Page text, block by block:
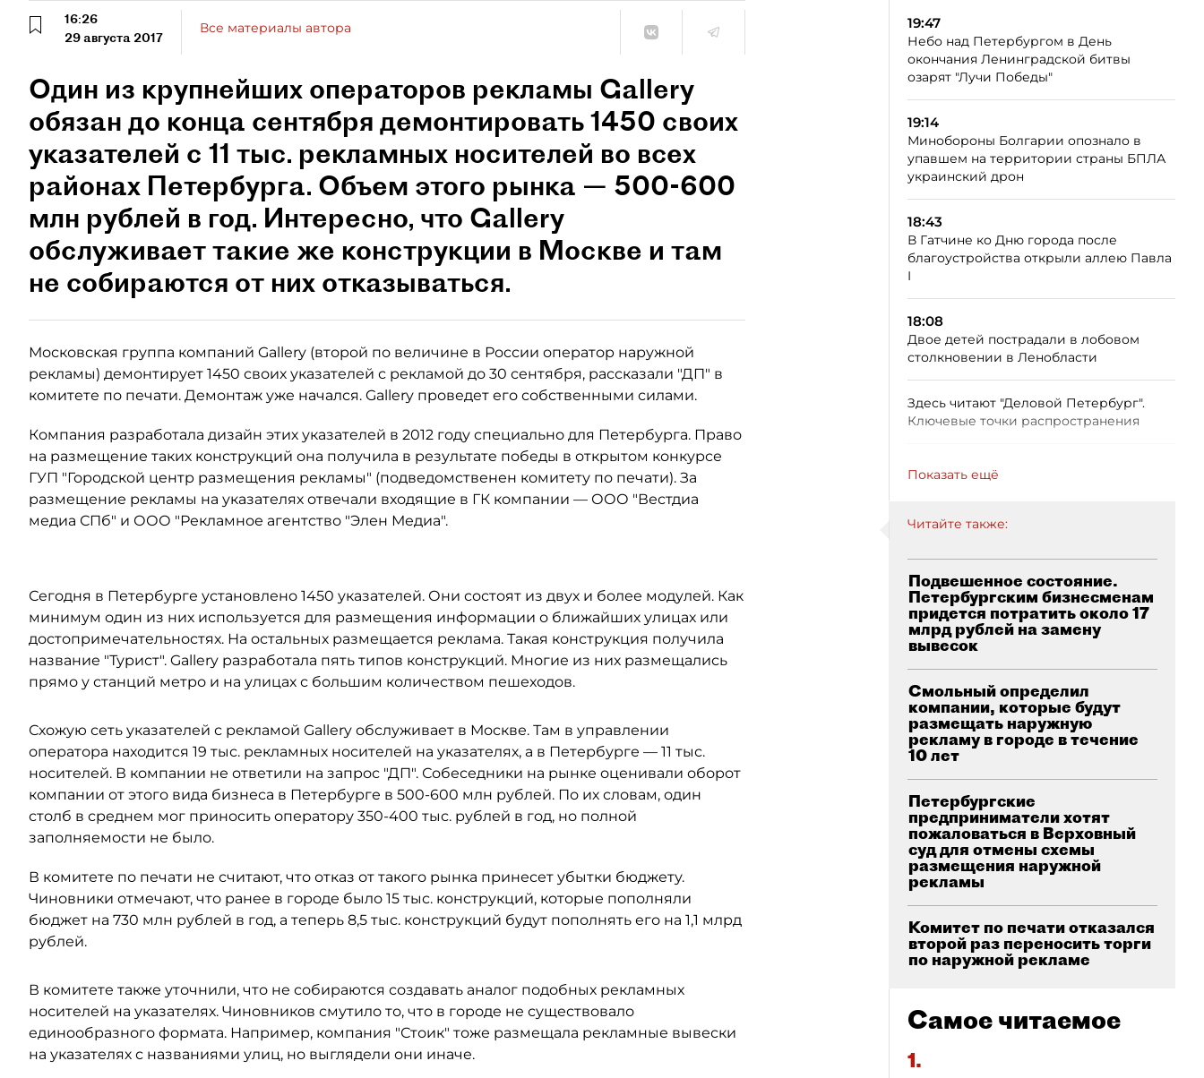
16:26
29 августа 2017
Все материалы автора
Один из крупнейших операторов рекламы Gallery
обязан до конца сентября демонтировать 1450 своих
указателей с 11 тыс. рекламных носителей во всех
районах Петербурга. Объем этого рынка — 500-600
млн рублей в год. Интересно, что Gallery
обслуживает такие же конструкции в Москве и там
не собираются от них отказываться.
Московская группа компаний Gallery (второй по величине в России оператор наружной
рекламы) демонтирует 1450 своих указателей с рекламой до 30 сентября, рассказали "ДП" в
комитете по печати. Демонтаж уже начался. Gallery проведет его собственными силами.
Компания разработала дизайн этих указателей в 2012 году специально для Петербурга. Право
на размещение таких конструкций она получила в результате победы в открытом конкурсе
ГУП "Городской центр размещения рекламы" (подведомственен комитету по печати). За
размещение рекламы на указателях отвечали входящие в ГК компании — ООО "Вестдиа
медиа СПб" и ООО "Рекламное агентство "Элен Медиа".
Сегодня в Петербурге установлено 1450 указателей. Они состоят из двух и более модулей. Как
минимум один из них используется для размещения информации о ближайших улицах или
достопримечательностях. На остальных размещается реклама. Такая конструкция получила
название "Турист". Gallery разработала пять типов конструкций. Многие из них размещались
прямо у станций метро и на улицах с большим количеством пешеходов.
Схожую сеть указателей с рекламой Gallery обслуживает в Москве. Там в управлении
оператора находится 19 тыс. рекламных носителей на указателях, а в Петербурге — 11 тыс.
носителей. В компании не ответили на запрос "ДП". Собеседники на рынке оценивали оборот
компании от этого вида бизнеса в Петербурге в 500-600 млн рублей. По их словам, один
столб в среднем мог приносить оператору 350-400 тыс. рублей в год, но полной
заполняемости не было.
В комитете по печати не считают, что отказ от такого рынка принесет убытки бюджету.
Чиновники отмечают, что ранее в городе было 15 тыс. конструкций, которые пополняли
бюджет на 730 млн рублей в год, а теперь 8,5 тыс. конструкций будут пополнять его на 1,1 млрд
рублей.
В комитете также уточнили, что не собираются создавать аналог подобных рекламных
носителей на указателях. Чиновников смутило то, что в городе не существовало
единообразного формата. Например, компания "Стоик" тоже размещала рекламные вывески
на указателях с названиями улиц, но выглядели они иначе.
19:47
Небо над Петербургом в День
окончания Ленинградской битвы
озарят "Лучи Победы"
19:14
Минобороны Болгарии опознало в
упавшем на территории страны БПЛА
украинский дрон
18:43
В Гатчине ко Дню города после
благоустройства открыли аллею Павла
I
18:08
Двое детей пострадали в лобовом
столкновении в Ленобласти
Здесь читают "Деловой Петербург".
Ключевые точки распространения
Показать ещё
Читайте также:
Подвешенное состояние.
Петербургским бизнесменам
придется потратить около 17
млрд рублей на замену
вывесок
Смольный определил
компании, которые будут
размещать наружную
рекламу в городе в течение
10 лет
Петербургские
предприниматели хотят
пожаловаться в Верховный
суд для отмены схемы
размещения наружной
рекламы
Комитет по печати отказался
второй раз переносить торги
по наружной рекламе
Самое читаемое
1.